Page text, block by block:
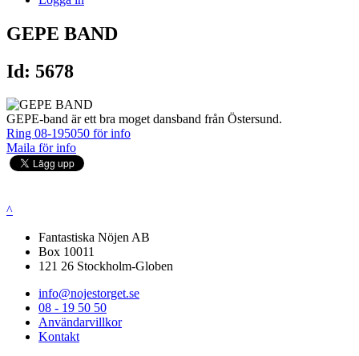
GEPE BAND
Id: 5678
GEPE-band är ett bra moget dansband från Östersund.
Ring 08-195050 för info
Maila för info
^
Fantastiska Nöjen AB
Box 10011
121 26 Stockholm-Globen
info@nojestorget.se
08 - 19 50 50
Användarvillkor
Kontakt